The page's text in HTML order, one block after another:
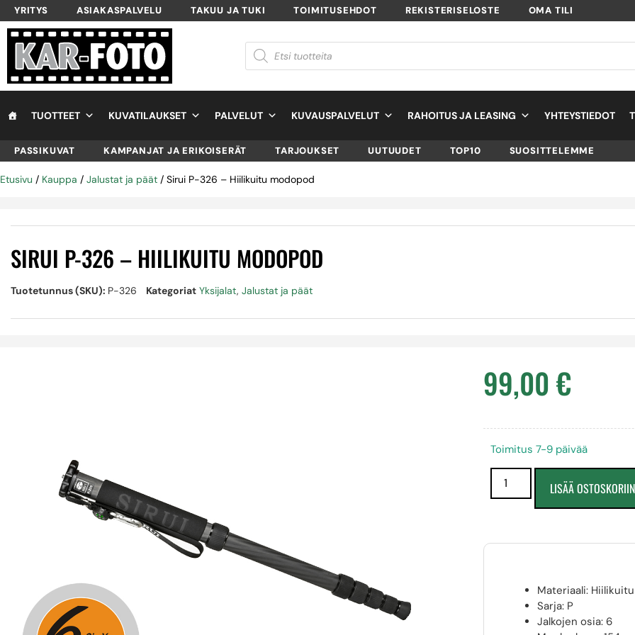
YRITYS ASIAKASPALVELU TAKUU JA TUKI TOIMITUSEHDOT REKISTERISELOSTE OMA TILI
TUOTTEET KUVATILAUKSET PALVELUT KUVAUSPALVELUT RAHOITUS JA LEASING YHTEYSTIEDOT
PASSIKUVAT KAMPANJAT JA ERIKOISERÄT TARJOUKSET UUTUUDET TOP10 SUOSITTELEMME
Etusivu / Kauppa / Jalustat ja päät / Sirui P-326 – Hiilikuitu modopod
SIRUI P-326 – HIILIKUITU MODOPOD
Tuotetunnus (SKU): P-326 Kategoriat Yksijalat, Jalustat ja päät
99,00€
Toimitus 7-9 päivää
LISÄÄ OSTOSKORIIN
Materiaali: Hiilikuitu
Sarja: P
Jalkojen osia: 6